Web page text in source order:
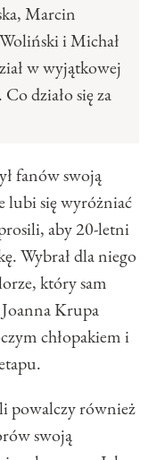
Marcin
i Michał
w wyjątkowej
działo się za
fanów swoją
lubi się wyróżniać
aby 20-letni
Wybrał dla niego
który sam
Joanna Krupa
chłopakiem i
powalczy również
swoją